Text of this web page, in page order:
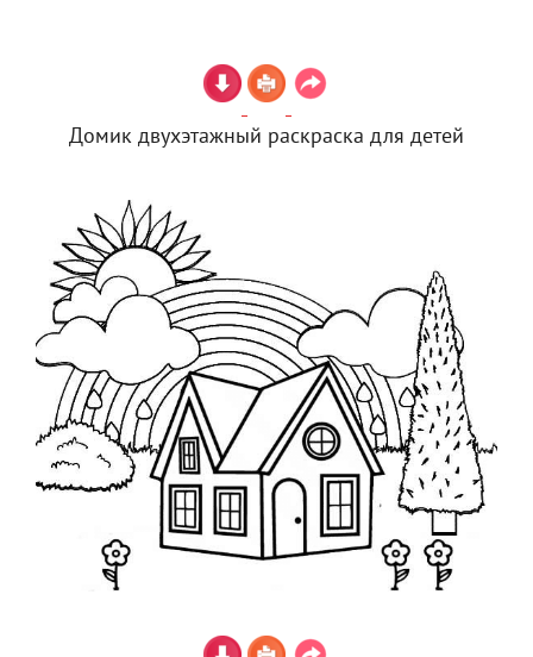
Домик двухэтажный раскраска для детей